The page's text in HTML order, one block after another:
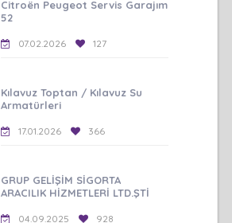
Citroën Peugeot Servis Garajım
52
07.02.2026 127
Kılavuz Toptan / Kılavuz Su
Armatürleri
17.01.2026 366
GRUP GELİŞİM SİGORTA
ARACILIK HİZMETLERİ LTD.ŞTİ
04.09.2025 928